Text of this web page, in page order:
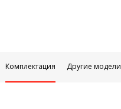
Комплектация Другие модели